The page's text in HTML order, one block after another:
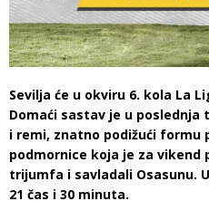
Sevilja će u okviru 6. kola La
Domaći sastav je u
i remi, znatno podižući formu
podmornice koja je za vikend
trijumfa i savladali Osasunu.
21 čas i 30 minuta.